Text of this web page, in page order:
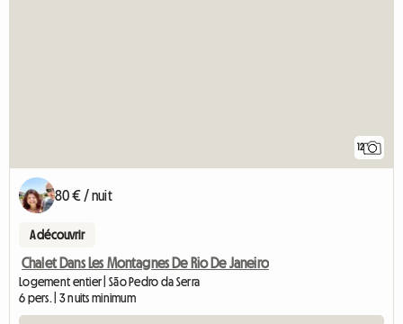
12
80 € / nuit
A découvrir
Chalet Dans Les Montagnes De Rio De Janeiro
Logement entier | São Pedro da Serra
6 pers. | 3 nuits minimum